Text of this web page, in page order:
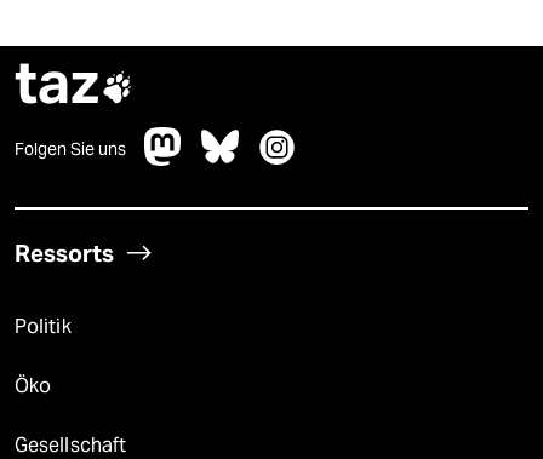
taz
Folgen Sie uns
Ressorts
Politik
Öko
Gesellschaft